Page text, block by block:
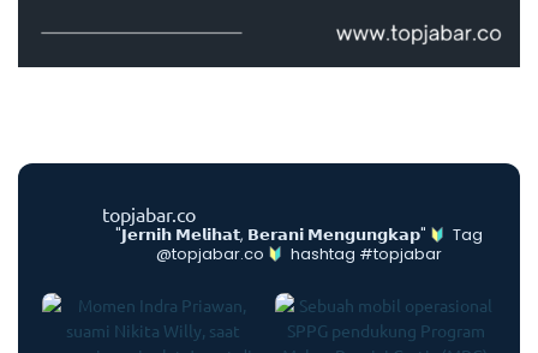
topjabar.co
"𝗝𝗲𝗿𝗻𝗶𝗵 𝗠𝗲𝗹𝗶𝗵𝗮𝘁, 𝗕𝗲𝗿𝗮𝗻𝗶 𝗠𝗲𝗻𝗴𝘂𝗻𝗴𝗸𝗮𝗽"
Tag
@topjabar.co
hashtag #topjabar